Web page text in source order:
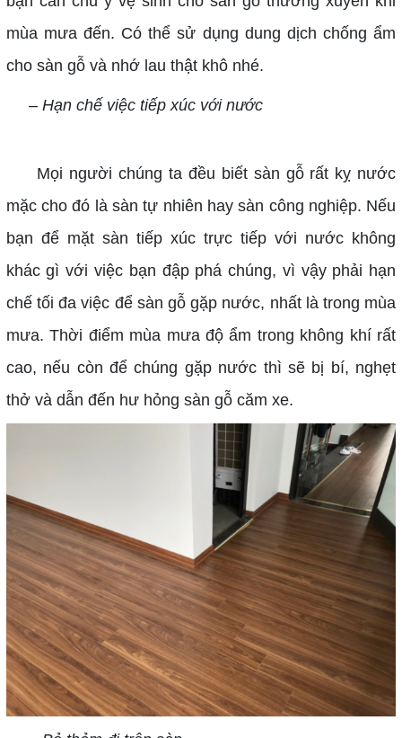
mùa mưa đến. Có thể sử dụng dung dịch chống ẩm
cho sàn gỗ và nhớ lau thật khô nhé.
– Hạn chế việc tiếp xúc với nước
Mọi người chúng ta đều biết sàn gỗ rất kỵ nước
mặc cho đó là sàn tự nhiên hay sàn công nghiệp. Nếu
bạn để mặt sàn tiếp xúc trực tiếp với nước không
khác gì với việc bạn đập phá chúng, vì vậy phải hạn
chế tối đa việc để sàn gỗ gặp nước, nhất là trong mùa
mưa. Thời điểm mùa mưa độ ẩm trong không khí rất
cao, nếu còn để chúng gặp nước thì sẽ bị bí, nghẹt
thở và dẫn đến hư hỏng sàn gỗ căm xe.